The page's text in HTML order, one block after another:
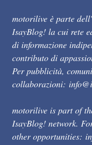
motorilive è parte
IsayBlog! la cui rete
di informazione
contributo di
Per pubblicità,
collaborazioni:
motorilive is part of
IsayBlog! network.
other opportunities: